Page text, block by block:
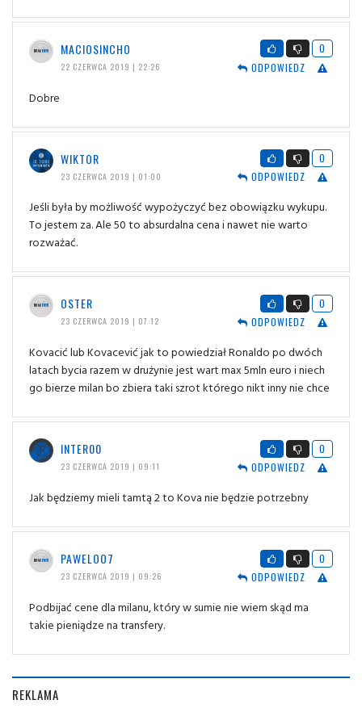
MACIOSINCHO
22 CZERWCA 2019 | 22:26
0
ODPOWIEDZ
Dobre
WIKTOR
23 CZERWCA 2019 | 01:00
0
ODPOWIEDZ
Jeśli była by możliwość wypożyczyć bez obowiązku wykupu.
To jestem za. Ale 50 to absurdalna cena i nawet nie warto
rozważać.
OSTER
23 CZERWCA 2019 | 07:12
0
ODPOWIEDZ
Kovacić lub Kovacević jak to powiedział Ronaldo po dwóch
latach bycia razem w drużynie jest wart max 5mln euro i niech
go bierze milan bo zbiera taki szrot którego nikt inny nie chce
INTER00
23 CZERWCA 2019 | 09:11
0
ODPOWIEDZ
Jak będziemy mieli tamtą 2 to Kova nie będzie potrzebny
PAWELOO7
23 CZERWCA 2019 | 09:26
0
ODPOWIEDZ
Podbijać cene dla milanu, który w sumie nie wiem skąd ma
takie pieniądze na transfery.
REKLAMA